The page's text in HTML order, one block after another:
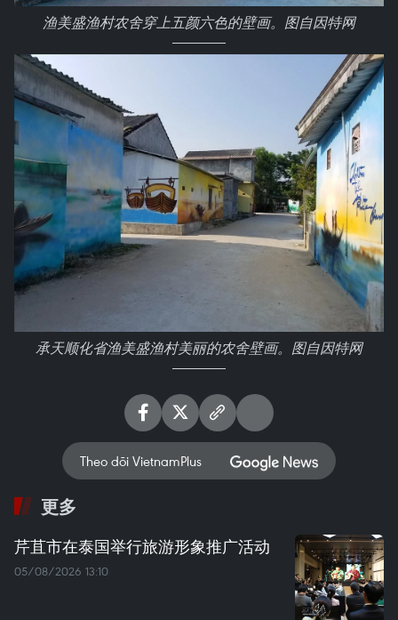
渔美盛渔村农舍穿上五颜六色的壁画。图自因特网
承天顺化省渔美盛渔村美丽的农舍壁画。图自因特网
Theo dõi VietnamPlus
更多
芹苴市在泰国举行旅游形象推广活动
05/08/2026 13:10